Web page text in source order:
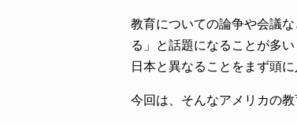
教育についての論争や会議
る」と話題になることが多
日本と異なることをまず頭
今回は、そんなアメリカの教